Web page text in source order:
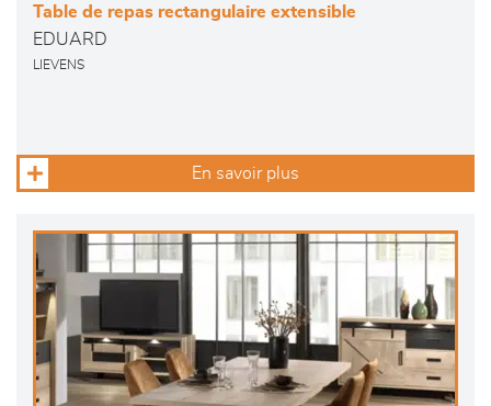
Table de repas rectangulaire extensible
EDUARD
LIEVENS
En savoir plus